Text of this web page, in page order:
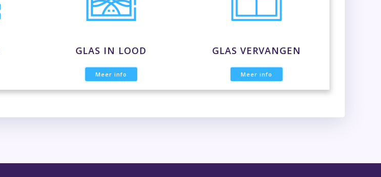
GLAS IN LOOD
Meer info
GLAS VERVANGEN
Meer info